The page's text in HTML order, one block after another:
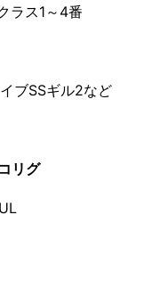
ラス1～4番
ブSSギル2など
リグ